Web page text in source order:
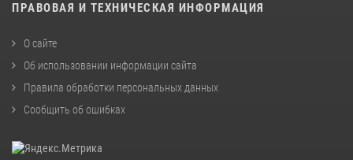
ПРАВОВАЯ И ТЕХНИЧЕСКАЯ ИНФОРМАЦИЯ
О сайте
Об использовании информации сайта
Правила обработки персональных данных
Сообщить об ошибках